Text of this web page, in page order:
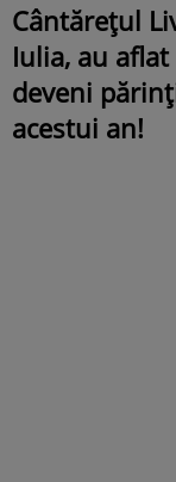
Cântărețul
Iulia, au
deveni
acestui an!